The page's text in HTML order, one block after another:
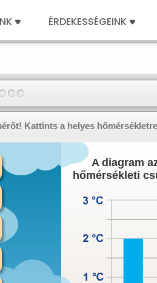
ÉRDEKESSÉGEINK